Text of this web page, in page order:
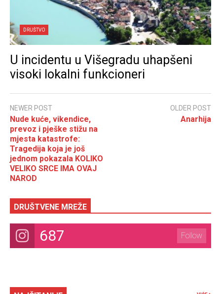
DRUŠTVO
U incidentu u Višegradu uhapšeni
visoki lokalni funkcioneri
NEWER POST
Nude kuće, vikendice,
prevoz i pješke stižu na
mjesta katastrofe:
Tragedija koja je još
jednom pokazala KOLIKO
VELIKO SRCE IMA OVAJ
NAROD
OLDER POST
Anarhija
DRUŠTVENE MREŽE
687 Follow